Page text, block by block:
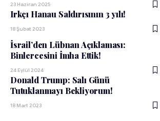
23 Haziran 2025
Irkçı Hanau Saldırısının 3 yılı!
18 Şubat 2023
İsrail’den Lübnan Açıklaması:
Binlercesini İmha Ettik!
24 Eylül 2024
Donald Trump: Salı Günü
Tutuklanmayı Bekliyorum!
18 Mart 2023